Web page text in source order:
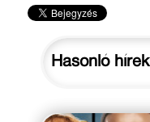
Hasonló hírek